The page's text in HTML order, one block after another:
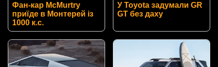
Фан-кар McMurtry
приїде в Монтерей із
1000 к.с.
У Toyota задумали GR
GT без даху